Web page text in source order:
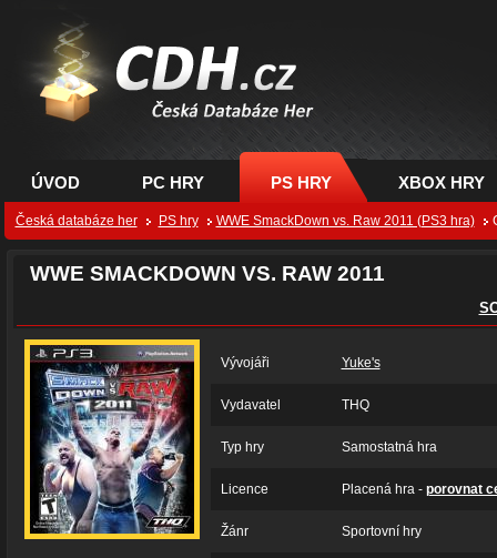
CDH.cz - hry na PC,
PS, XBOX - Česká
databáze her
ÚVOD PC HRY PS HRY XBOX HRY
Česká databáze her PS hry WWE SmackDown vs. Raw 2011 (PS3 hra)
WWE SMACKDOWN VS. RAW 2011
Vývojáři Yuke's
Vydavatel THQ
Typ hry Samostatná hra
Licence Placená hra - porovnat
Žánr Sportovní hry